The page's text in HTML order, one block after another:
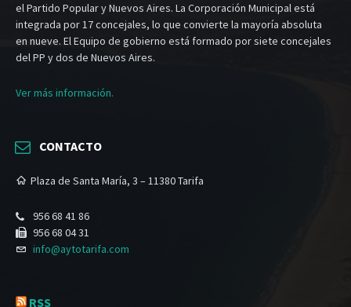
el Partido Popular y Nuevos Aires. La Corporación Municipal está
integrada por 17 concejales, lo que convierte la mayoría absoluta
en nueve. El Equipo de gobierno está formado por siete concejales
del PP y dos de Nuevos Aires.
Ver más información.
CONTACTO
Plaza de Santa María, 3 – 11380 Tarifa
956 68 41 86
956 68 04 31
info@aytotarifa.com
RSS